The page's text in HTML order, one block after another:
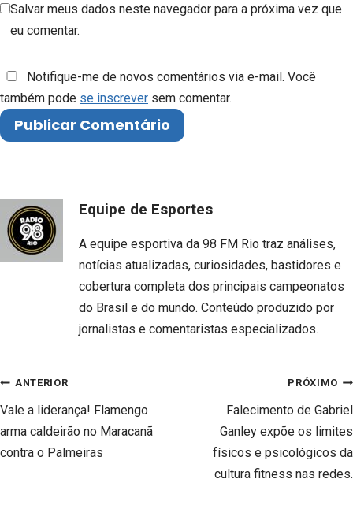
Salvar meus dados neste navegador para a próxima vez que
eu comentar.
Notifique-me de novos comentários via e-mail. Você
também pode se inscrever sem comentar.
Equipe de Esportes
A equipe esportiva da 98 FM Rio traz análises,
notícias atualizadas, curiosidades, bastidores e
cobertura completa dos principais campeonatos
do Brasil e do mundo. Conteúdo produzido por
jornalistas e comentaristas especializados.
Navegação
de
Post
ANTERIOR
Vale a liderança! Flamengo
arma caldeirão no Maracanã
contra o Palmeiras
PRÓXIMO
Falecimento de Gabriel
Ganley expõe os limites
físicos e psicológicos da
cultura fitness nas redes.